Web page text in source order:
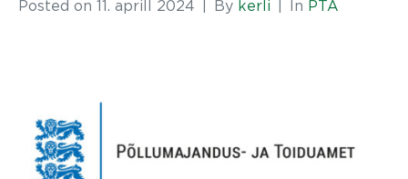
Posted on 11. aprill 2024 By kerli In PTA